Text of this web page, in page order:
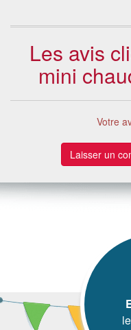
Les avis
mini
Votre
Laisser un